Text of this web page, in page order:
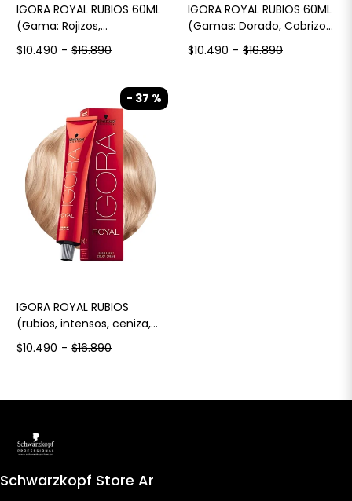
IGORA ROYAL RUBIOS 60ML
(Gama: Rojizos,
Cobrizos,Violeta, Beige
Chocolate, Cendre)
$10.490 - $16.890
IGORA ROYAL RUBIOS 60ML
(Gamas: Dorado, Cobrizo,
Marrón)
$10.490 - $16.890
- 37 %
IGORA ROYAL RUBIOS
(rubios, intensos, ceniza,
beige)
$10.490 - $16.890
Schwarzkopf Store Ar